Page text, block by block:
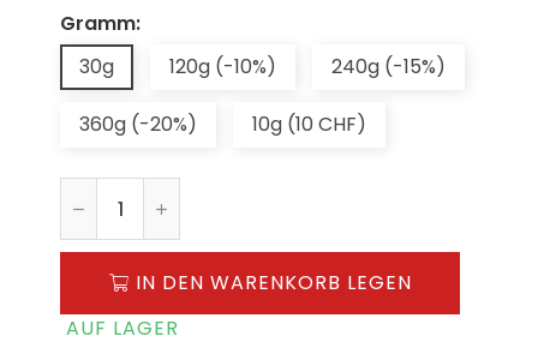
Gramm:
30g
120g (-10%) 240g (-15%)
360g (-20%) 10g (10 CHF)
IN DEN WARENKORB LEGEN
AUF LAGER